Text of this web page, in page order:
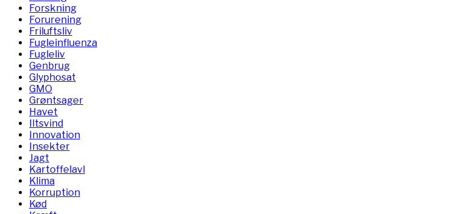
Forskning
Forurening
Friluftsliv
Fugleinfluenza
Fugleliv
Genbrug
Glyphosat
GMO
Grøntsager
Havet
Iltsvind
Innovation
Insekter
Jagt
Kartoffelavl
Klima
Korruption
Kød